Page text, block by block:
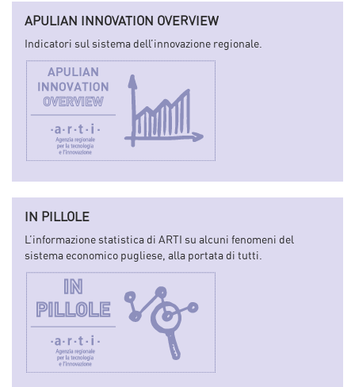
APULIAN INNOVATION OVERVIEW
Indicatori sul sistema dell’innovazione regionale.
IN PILLOLE
L’informazione statistica di ARTI su alcuni fenomeni del
sistema economico pugliese, alla portata di tutti.